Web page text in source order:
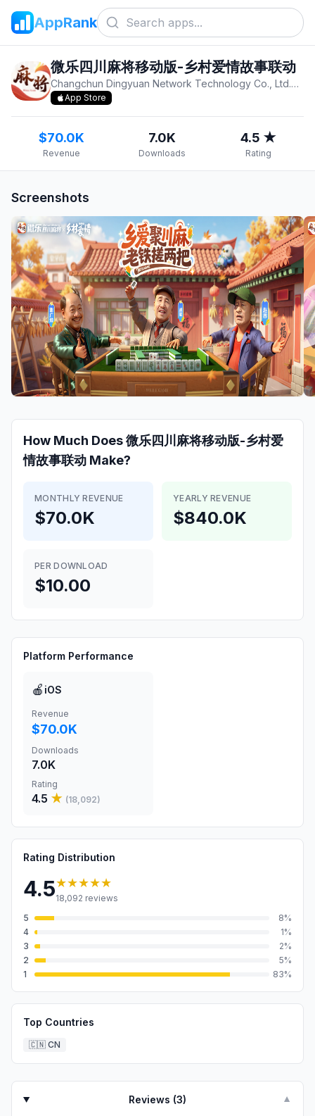
AppRank
微乐四川麻将移动版-乡村爱情故事联动
Changchun Dingyuan Network Technology Co., Ltd.v
App Store
$70.0K
Revenue
7.0K
Downloads
4.5 ★
Rating
Screenshots
How Much Does微乐四川麻将移动版-乡村爱
情故事联动 Make?
MONTHLY REVENUE
$70.0K
YEARLY REVENUE
$840.0K
PER DOWNLOAD
$10.00
Platform Performance
🍎 iOS
Revenue
$70.0K
Downloads
7.0K
Rating
4.5 ★ (18,092)
Rating Distribution
4.5★★★★★
18,092 reviews
5
8%
4
1%
3
2%
2
5%
1
83%
Top Countries
🇨🇳 CN
Reviews (3) ▼